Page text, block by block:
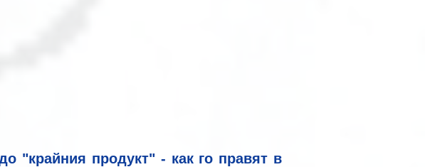
"крайния продукт" - как го правят в